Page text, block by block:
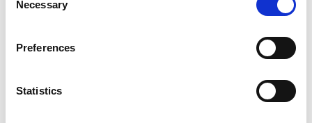
Selection
Necessary
Preferences
Statistics
kugle vaniljeis. Nøj, hvor kan det anbefales, kan jeg
godt hilse og sige. En iskaffe der blot var en kaffedrik,
bliver pludselig til en sommerdessert ved tilførslen af
Velbekomme!